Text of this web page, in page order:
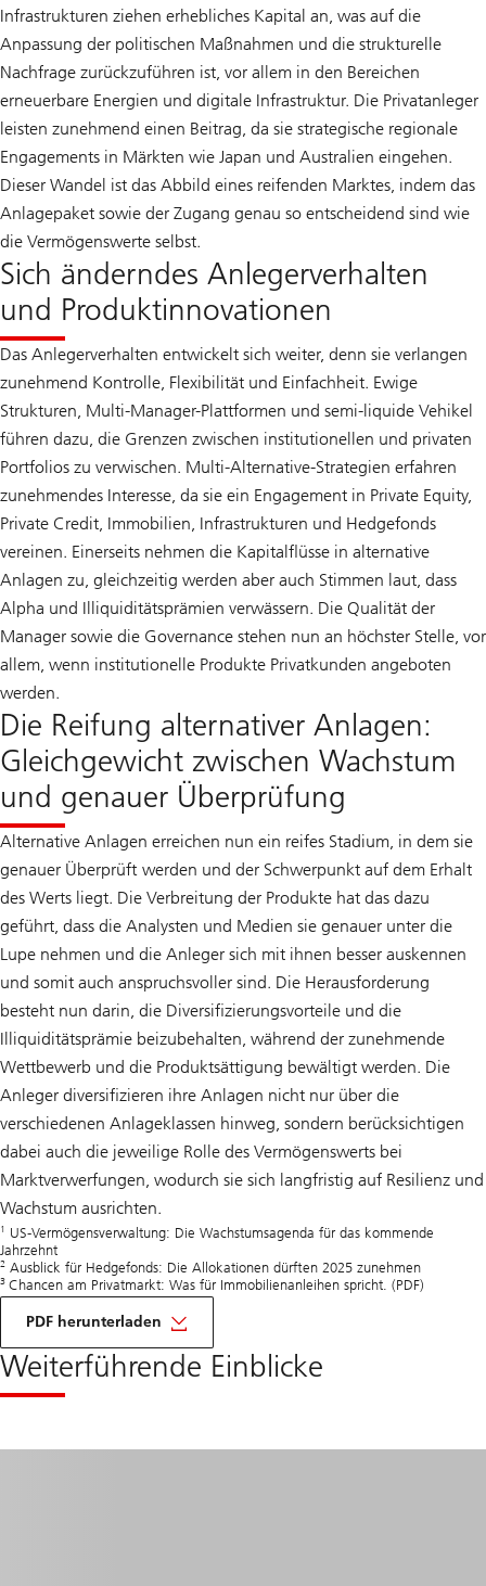
Infrastrukturen ziehen erhebliches Kapital an, was auf die
Anpassung der politischen Maßnahmen und die strukturelle
Nachfrage zurückzuführen ist, vor allem in den Bereichen
erneuerbare Energien und digitale Infrastruktur. Die Privatanleger
leisten zunehmend einen Beitrag, da sie strategische regionale
Engagements in Märkten wie Japan und Australien eingehen.
Dieser Wandel ist das Abbild eines reifenden Marktes, indem das
Anlagepaket sowie der Zugang genau so entscheidend sind wie
die Vermögenswerte selbst.
Sich änderndes Anlegerverhalten
und Produktinnovationen
Das Anlegerverhalten entwickelt sich weiter, denn sie verlangen
zunehmend Kontrolle, Flexibilität und Einfachheit. Ewige
Strukturen, Multi-Manager-Plattformen und semi-liquide Vehikel
führen dazu, die Grenzen zwischen institutionellen und privaten
Portfolios zu verwischen. Multi-Alternative-Strategien erfahren
zunehmendes Interesse, da sie ein Engagement in Private Equity,
Private Credit, Immobilien, Infrastrukturen und Hedgefonds
vereinen. Einerseits nehmen die Kapitalflüsse in alternative
Anlagen zu, gleichzeitig werden aber auch Stimmen laut, dass
Alpha und Illiquiditätsprämien verwässern. Die Qualität der
Manager sowie die Governance stehen nun an höchster Stelle, vor
allem, wenn institutionelle Produkte Privatkunden angeboten
werden.
Die Reifung alternativer Anlagen:
Gleichgewicht zwischen Wachstum
und genauer Überprüfung
Alternative Anlagen erreichen nun ein reifes Stadium, in dem sie
genauer Überprüft werden und der Schwerpunkt auf dem Erhalt
des Werts liegt. Die Verbreitung der Produkte hat das dazu
geführt, dass die Analysten und Medien sie genauer unter die
Lupe nehmen und die Anleger sich mit ihnen besser auskennen
und somit auch anspruchsvoller sind. Die Herausforderung
besteht nun darin, die Diversifizierungsvorteile und die
Illiquiditätsprämie beizubehalten, während der zunehmende
Wettbewerb und die Produktsättigung bewältigt werden. Die
Anleger diversifizieren ihre Anlagen nicht nur über die
verschiedenen Anlageklassen hinweg, sondern berücksichtigen
dabei auch die jeweilige Rolle des Vermögenswerts bei
Marktverwerfungen, wodurch sie sich langfristig auf Resilienz und
Wachstum ausrichten.
1
US-Vermögensverwaltung: Die Wachstumsagenda für das kommende
Jahrzehnt
2 Ausblick für Hedgefonds: Die Allokationen dürften 2025 zunehmen
3 Chancen am Privatmarkt: Was für Immobilienanleihen spricht. (PDF)
PDF herunterladen
auf
Alternative
Weiterführende Einblicke